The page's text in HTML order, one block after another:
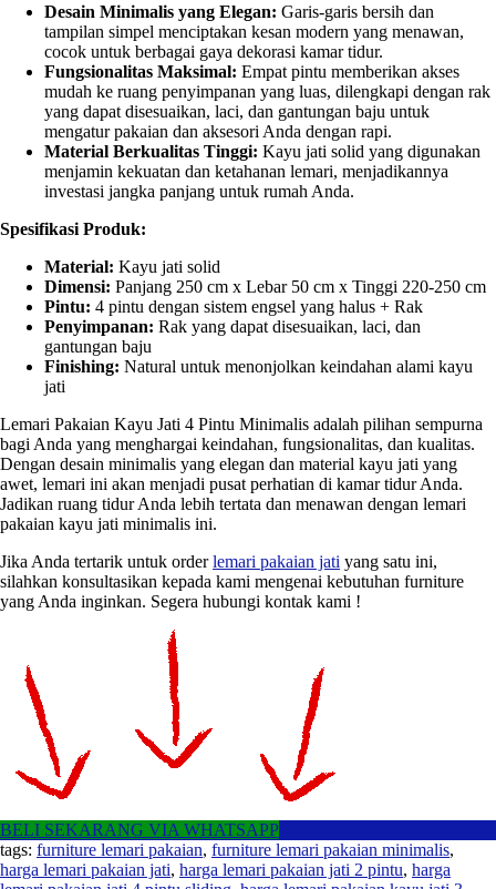
Desain Minimalis yang Elegan: Garis-garis bersih dan
tampilan simpel menciptakan kesan modern yang menawan,
cocok untuk berbagai gaya dekorasi kamar tidur.
Fungsionalitas Maksimal: Empat pintu memberikan akses
mudah ke ruang penyimpanan yang luas, dilengkapi dengan rak
yang dapat disesuaikan, laci, dan gantungan baju untuk
mengatur pakaian dan aksesori Anda dengan rapi.
Material Berkualitas Tinggi: Kayu jati solid yang digunakan
menjamin kekuatan dan ketahanan lemari, menjadikannya
investasi jangka panjang untuk rumah Anda.
Spesifikasi Produk:
Material: Kayu jati solid
Dimensi: Panjang 250 cm x Lebar 50 cm x Tinggi 220-250 cm
Pintu: 4 pintu dengan sistem engsel yang halus + Rak
Penyimpanan: Rak yang dapat disesuaikan, laci, dan
gantungan baju
Finishing: Natural untuk menonjolkan keindahan alami kayu
jati
Lemari Pakaian Kayu Jati 4 Pintu Minimalis adalah pilihan sempurna
bagi Anda yang menghargai keindahan, fungsionalitas, dan kualitas.
Dengan desain minimalis yang elegan dan material kayu jati yang
awet, lemari ini akan menjadi pusat perhatian di kamar tidur Anda.
Jadikan ruang tidur Anda lebih tertata dan menawan dengan lemari
pakaian kayu jati minimalis ini.
Jika Anda tertarik untuk orderlemari pakaian jati yang satu ini,
silahkan konsultasikan kepada kami mengenai kebutuhan furniture
yang Anda inginkan. Segera hubungi kontak kami !
BELI SEKARANG VIA WHATSAPP
tags: furniture lemari pakaian, furniture lemari pakaian minimalis,
harga lemari pakaian jati, harga lemari pakaian jati 2 pintu, harga